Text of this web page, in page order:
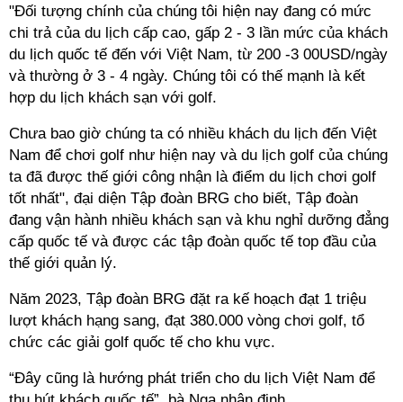
"Đối tượng chính của chúng tôi hiện nay đang có mức
chi trả của du lịch cấp cao, gấp 2 - 3 lần mức của khách
du lịch quốc tế đến với Việt Nam, từ 200 -3 00USD/ngày
và thường ở 3 - 4 ngày. Chúng tôi có thế mạnh là kết
hợp du lịch khách sạn với golf.
Chưa bao giờ chúng ta có nhiều khách du lịch đến Việt
Nam để chơi golf như hiện nay và du lịch golf của chúng
ta đã được thế giới công nhận là điểm du lịch chơi golf
tốt nhất", đại diện Tập đoàn BRG cho biết, Tập đoàn
đang vận hành nhiều khách sạn và khu nghỉ dưỡng đẳng
cấp quốc tế và được các tập đoàn quốc tế top đầu của
thế giới quản lý.
Năm 2023, Tập đoàn BRG đặt ra kế hoạch đạt 1 triệu
lượt khách hạng sang, đạt 380.000 vòng chơi golf, tổ
chức các giải golf quốc tế cho khu vực.
“Đây cũng là hướng phát triển cho du lịch Việt Nam để